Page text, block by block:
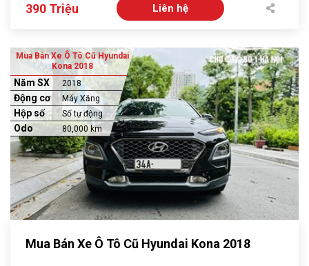
390 Triệu Liên hệ
Mua Bán Xe Ô Tô Cũ Hyundai
Kona 2018
Năm SX 2018
Động cơ Máy Xăng
Hộp số Số tự động
Odo 80,000 km
Mua Bán Xe Ô Tô Cũ Hyundai Kona 2018